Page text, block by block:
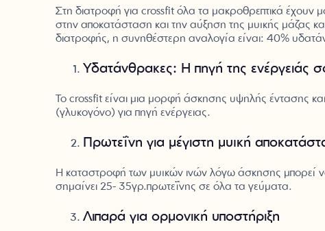
Στη διατροφή για crossfit όλα τα μακροθρεπτικά έχουν
στην αποκατάσταση και την αύξηση της μυϊκής μάζας
διατροφής, η συνηθέστερη αναλογία είναι: 40%
Υδατάνθρακες: Η πηγή της ενέργειάς
Το crossfit είναι μια μορφή άσκησης υψηλής έντασης
(γλυκογόνο) για πηγή ενέργειας.
Πρωτεΐνη για μέγιστη μυϊκή
Η καταστροφή των μυϊκών ινών λόγω άσκησης μπορεί
σημαίνει 25- 35γρ.πρωτεΐνης σε όλα τα γεύματα.
Λιπαρά για ορμονική υποστήριξη